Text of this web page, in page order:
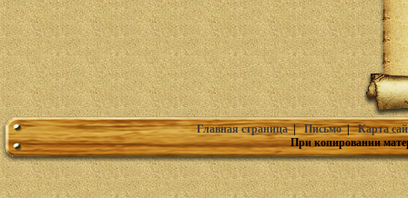
Главная страница|Письмо|Карта
При копировании